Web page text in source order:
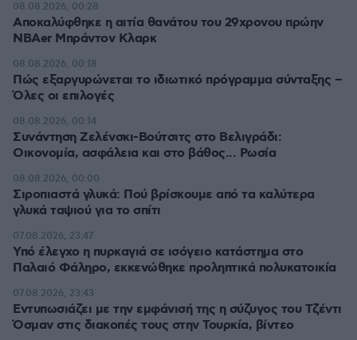
Αποκαλύφθηκε η αιτία θανάτου του 29χρονου πρώην
NBAer Μπράντον Κλαρκ
08.08.2026, 00:28
Πώς εξαργυρώνεται το ιδιωτικό πρόγραμμα σύνταξης –
Όλες οι επιλογές
08.08.2026, 00:18
Συνάντηση Ζελένσκι-Βούτσιτς στο Βελιγράδι:
Οικονομία, ασφάλεια και στο βάθος... Ρωσία
08.08.2026, 00:14
Σιροπιαστά γλυκά: Πού βρίσκουμε από τα καλύτερα
γλυκά ταψιού για το σπίτι
08.08.2026, 00:00
Υπό έλεγχο η πυρκαγιά σε ισόγειο κατάστημα στο
Παλαιό Φάληρο, εκκενώθηκε προληπτικά πολυκατοικία
07.08.2026, 23:47
Εντυπωσιάζει με την εμφάνισή της η σύζυγος του Τζέντι
Όσμαν στις διακοπές τους στην Τουρκία, βίντεο
07.08.2026, 23:43